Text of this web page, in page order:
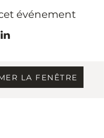
événement
LA FENÊTRE